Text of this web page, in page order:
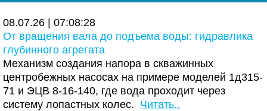
08.07.26 | 07:08:28
От вращения вала до подъема воды: гидравлика
глубинного агрегата
Механизм создания напора в скважинных
центробежных насосах на примере моделей 1д315-
71 и ЭЦВ 8-16-140, где вода проходит через
систему лопастных колес. Читать..